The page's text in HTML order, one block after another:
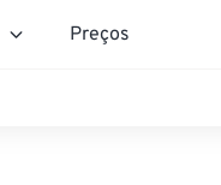
Preços